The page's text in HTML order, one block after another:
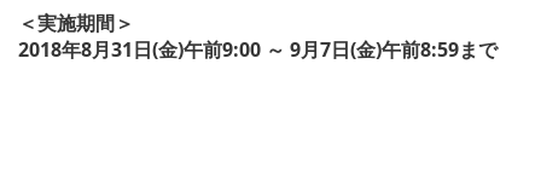
＜実施期間＞
2018年8月31日(金)午前9:00 ～ 9月7日(金)午前8:59まで